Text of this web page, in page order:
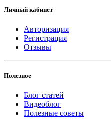
Личный кабинет
Авторизация
Регистрация
Отзывы
Полезное
Блог статей
Видеоблог
Полезные советы